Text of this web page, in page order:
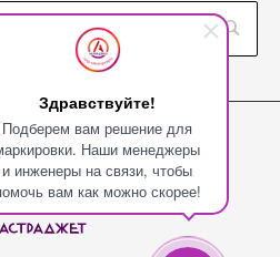
Здравствуйте!
Подберем вам решение для
Наши менеджеры
и инженеры на связи, чтобы
вам как можно скорее!
Все права защищены